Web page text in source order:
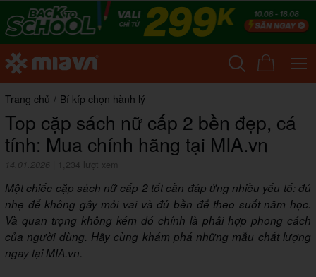
Trang chủ / Bí kíp chọn hành lý
Top cặp sách nữ cấp 2 bền đẹp, cá
tính: Mua chính hãng tại MIA.vn
14.01.2026 1,234 lượt xem
Một chiếc cặp sách nữ cấp 2 tốt cần đáp ứng nhiều yếu tố: đủ
nhẹ để không gây mỏi vai và đủ bền để theo suốt năm học.
Và quan trọng không kém đó chính là phải hợp phong cách
của người dùng. Hãy cùng khám phá những mẫu chất lượng
ngay tại MIA.vn.